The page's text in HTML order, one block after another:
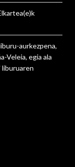
(e)k
aurkezpena,
Veleia, egia ala
liburuaren